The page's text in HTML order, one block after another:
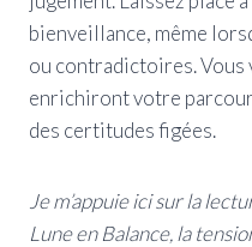
bienveillance, même
ou contradictoires. Vous
enrichiront votre
des certitudes figées.
Je m’appuie ici sur la
Lune en Balance, la